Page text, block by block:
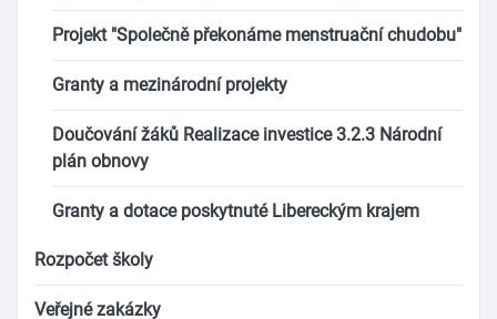
Projekt "Společně překonáme menstruační chudobu"
Granty a mezinárodní projekty
Doučování žáků Realizace investice 3.2.3 Národní
plán obnovy
Granty a dotace poskytnuté Libereckým krajem
Rozpočet školy
Veřejné zakázky